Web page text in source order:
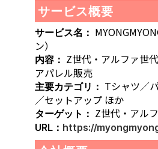
サービス概要
サービス名：
ン）
内容： Z世代・アルファ世
アパレル販売
主要カテゴリ： Tシャツ／
／セットアップ ほか
ターゲット： Z世代・アル
URL： https://